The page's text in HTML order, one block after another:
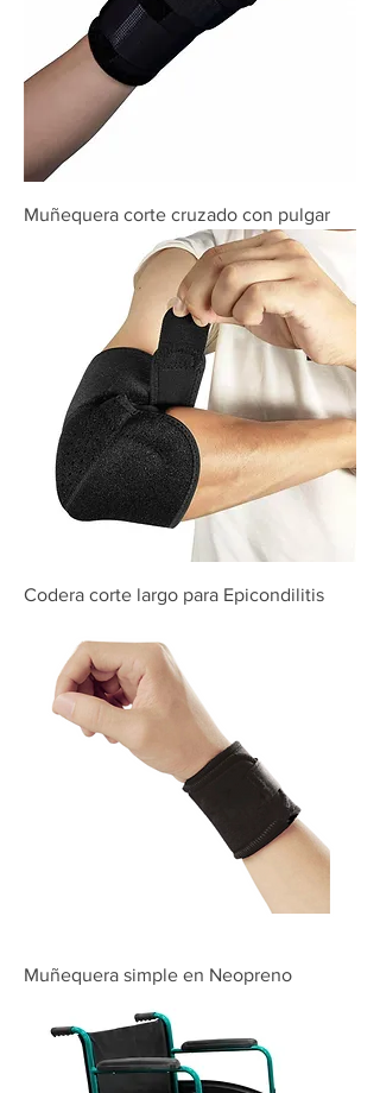
Muñequera corte cruzado con pulgar
Codera corte largo para Epicondilitis
Muñequera simple en Neopreno